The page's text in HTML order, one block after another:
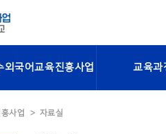
외국어교육진흥사업 교육과
사업 자료실